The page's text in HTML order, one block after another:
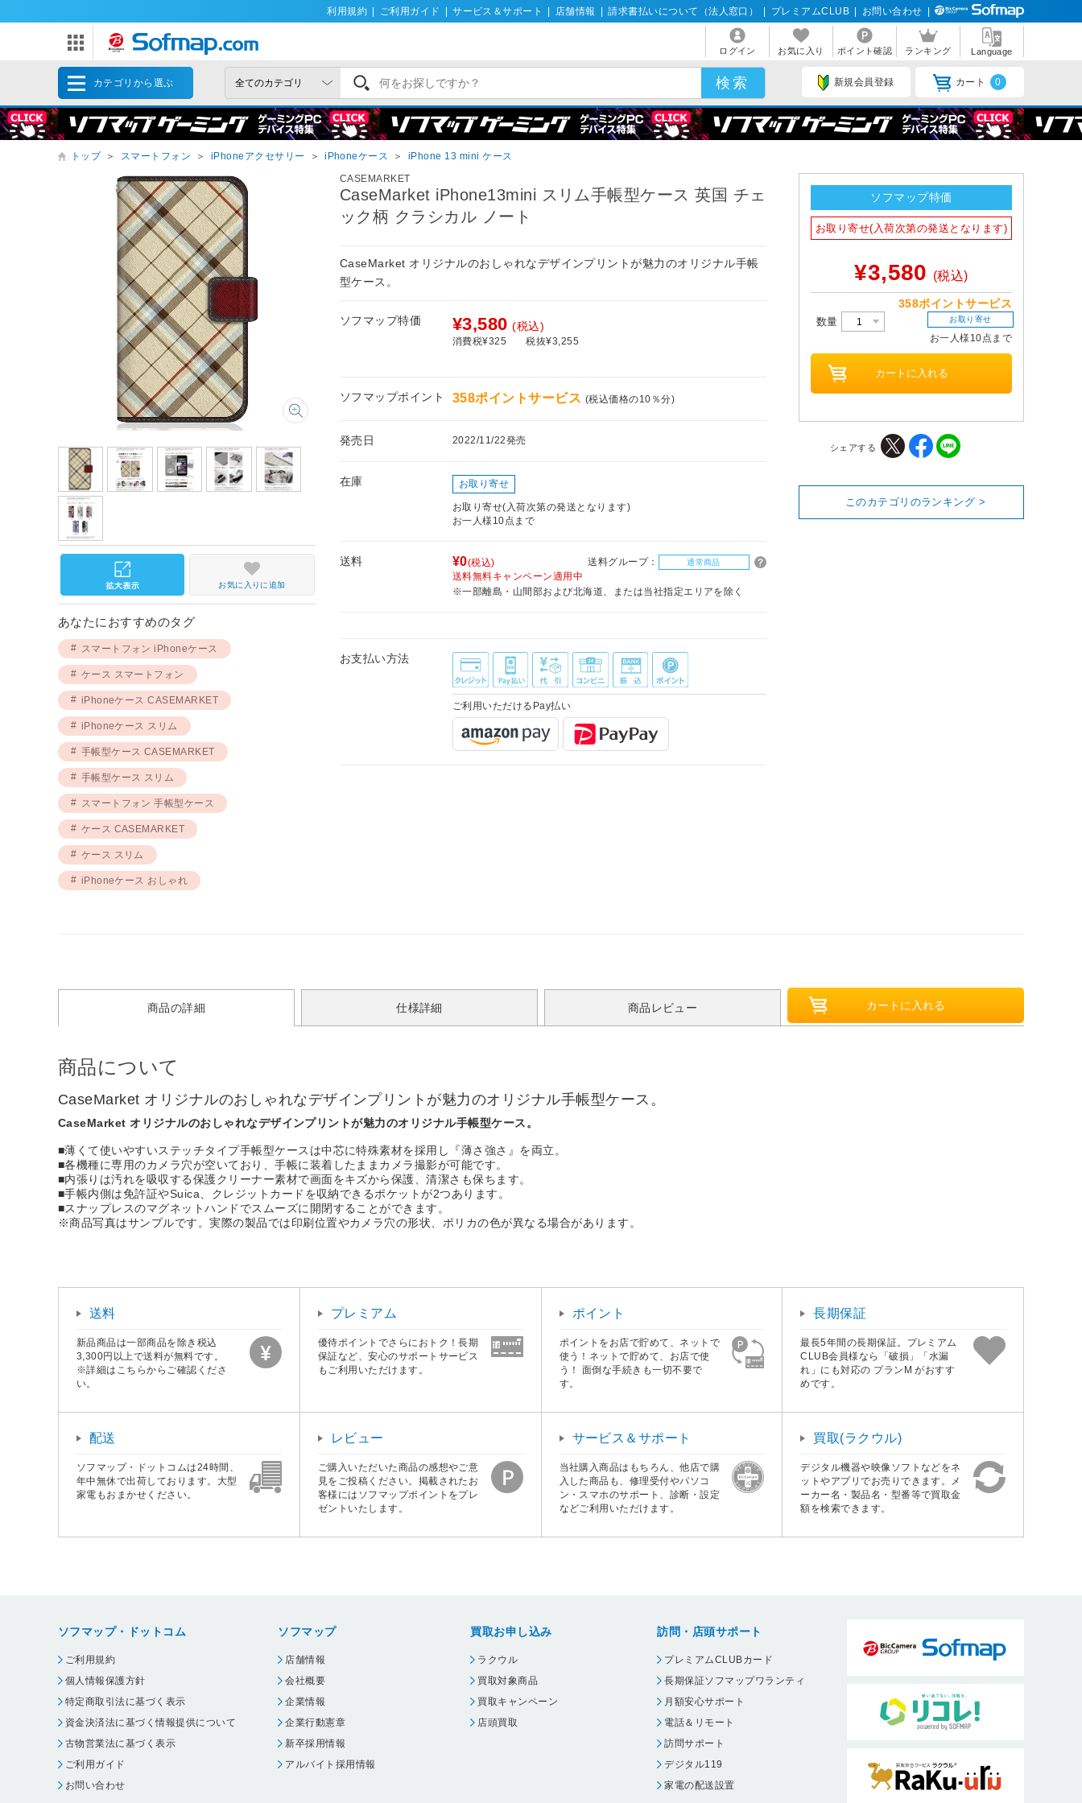
利用規約 ご利用ガイド サービス＆サポート 店舗情報 請求書払いについて（法人窓口） プレミアムCLUB お問い合わせ
ログイン お気に入り ポイント確認 ランキング Language
カテゴリから選ぶ 新規会員登録 カート 0
トップ ＞ スマートフォン ＞ iPhoneアクセサリー ＞ iPhoneケース ＞
iPhone 13 mini ケース
CASEMARKET
CaseMarket iPhone13mini スリム手帳型ケース 英国 チェ
ック柄 クラシカル ノート
CaseMarket オリジナルのおしゃれなデザインプリントが魅力のオリジナル手帳
型ケース。
ソフマップ特価 ¥3,580 (税込)
消費税¥325 税抜¥3,255
ソフマップポイント 358ポイントサービス (税込価格の10％分)
発売日 2022/11/22発売
在庫 お取り寄せ
お取り寄せ(入荷次第の発送となります)
お一人様10点まで
送料 ¥0(税込) 送料グループ： 通常商品
送料無料キャンペーン適用中
※一部離島・山間部および北海道、または当社指定エリアを除く
お支払い方法
ご利用いただけるPay払い
お気に入りに追加
あなたにおすすめのタグ
スマートフォン iPhoneケース
ケース スマートフォン
iPhoneケース CASEMARKET
iPhoneケース スリム
手帳型ケース CASEMARKET
手帳型ケース スリム
スマートフォン 手帳型ケース
ケース CASEMARKET
ケース スリム
iPhoneケース おしゃれ
ソフマップ特価
お取り寄せ(入荷次第の発送となります)
¥3,580 (税込)
358ポイントサービス
数量 お取り寄せ
お一人様10点まで
シェアする
このカテゴリのランキング >
商品の詳細 仕様詳細 商品レビュー
商品について
CaseMarket オリジナルのおしゃれなデザインプリントが魅力のオリジナル手帳型ケース。
CaseMarket オリジナルのおしゃれなデザインプリントが魅力のオリジナル手帳型ケース。
■薄くて使いやすいステッチタイプ手帳型ケースは中芯に特殊素材を採用し『薄さ強さ』を両立。
■各機種に専用のカメラ穴が空いており、手帳に装着したままカメラ撮影が可能です。
■内張りは汚れを吸収する保護クリーナー素材で画面をキズから保護、清潔さも保ちます。
■手帳内側は免許証やSuica、クレジットカードを収納できるポケットが2つあります。
■スナップレスのマグネットハンドでスムーズに開閉することができます。
※商品写真はサンプルです。実際の製品では印刷位置やカメラ穴の形状、ポリカの色が異なる場合があります。
送料
新品商品は一部商品を除き税込
3,300円以上で送料が無料です。
※詳細はこちらからご確認くださ
い。
プレミアム
優待ポイントでさらにおトク！長期
保証など、安心のサポートサービス
もご利用いただけます。
ポイント
ポイントをお店で貯めて、ネットで
使う！ネットで貯めて、お店で使
う！ 面倒な手続きも一切不要で
す。
長期保証
最長5年間の長期保証。プレミアム
CLUB会員様なら「破損」「水漏
れ」にも対応の プランM がおすす
めです。
配送
ソフマップ・ドットコムは24時間、
年中無休で出荷しております。大型
家電もおまかせください。
レビュー
ご購入いただいた商品の感想やご意
見をご投稿ください。掲載されたお
客様にはソフマップポイントをプレ
ゼントいたします。
サービス＆サポート
当社購入商品はもちろん、他店で購
入した商品も、修理受付やパソコ
ン・スマホのサポート、診断・設定
などご利用いただけます。
買取(ラクウル)
デジタル機器や映像ソフトなどをネ
ットやアプリでお売りできます。メ
ーカー名・製品名・型番等で買取金
額を検索できます。
ソフマップ・ドットコム
ご利用規約
個人情報保護方針
特定商取引法に基づく表示
資金決済法に基づく情報提供について
古物営業法に基づく表示
ご利用ガイド
お問い合わせ
ソフマップ
店舗情報
会社概要
企業情報
企業行動憲章
新卒採用情報
アルバイト採用情報
買取お申し込み
ラクウル
買取対象商品
買取キャンペーン
店頭買取
訪問・店頭サポート
プレミアムCLUBカード
長期保証ソフマップワランティ
月額安心サポート
電話＆リモート
訪問サポート
デジタル119
家電の配送設置